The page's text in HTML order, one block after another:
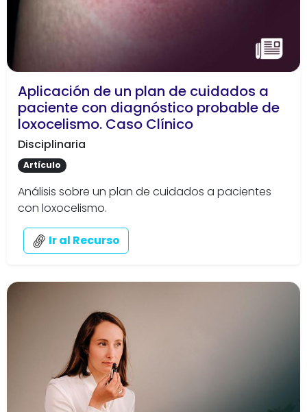
Aplicación de un plan de cuidados a
paciente con diagnóstico probable de
loxocelismo. Caso Clínico
Disciplinaria
Artículo
Análisis sobre un plan de cuidados a pacientes
con loxocelismo.
Ir al Recurso